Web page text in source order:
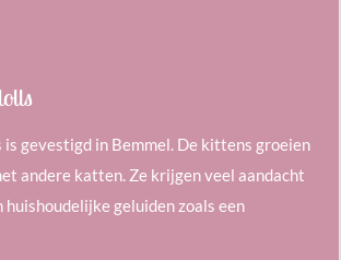
gevestigd in Bemmel. De kittens groeien
andere katten. Ze krijgen veel aandacht
huishoudelijke geluiden zoals een